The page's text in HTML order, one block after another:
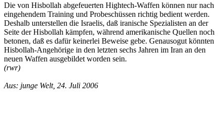
Die von Hisbollah abgefeuerten Hightech-Waffen können nur nach
eingehendem Training und Probeschüssen richtig bedient werden.
Deshalb unterstellen die Israelis, daß iranische Spezialisten an der
Seite der Hisbollah kämpfen, während amerikanische Quellen noch
betonen, daß es dafür keinerlei Beweise gebe. Genausogut könnten
Hisbollah-Angehörige in den letzten sechs Jahren im Iran an den
neuen Waffen ausgebildet worden sein.
(rwr)
Aus: junge Welt, 24. Juli 2006